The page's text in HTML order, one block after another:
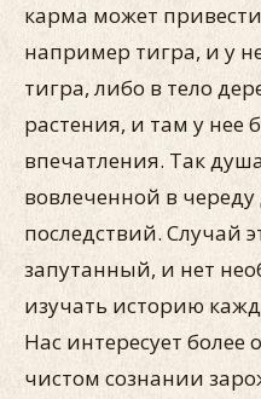
карма может привести
например тигра, и у
тигра, либо в тело
растения, и там у нее
впечатления. Так
вовлеченной в
последствий. Случай
запутанный, и нет
изучать историю
Нас интересует более
чистом сознании